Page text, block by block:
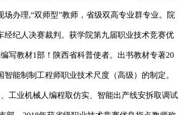
办理,“双师型”教师，省级双高专业群专业。院
经纪人决赛裁判。获学院第九届职业技术竞赛优
写教材1部！陕西省科普使者。出书教材专著20
能制制工程师职业技术尺度（高级）的制定。
工业机械人编程取仿实、智能出产线安拆取调试